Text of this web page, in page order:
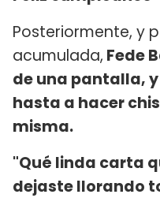
Posteriormente, y
acumulada, Fede
de una pantalla,
hasta a hacer
misma.
"Qué linda carta
dejaste llorando